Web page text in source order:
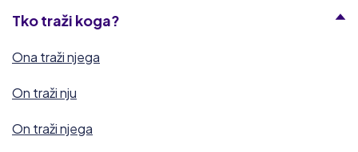
Tko traži koga?
Ona traži njega
On traži nju
On traži njega